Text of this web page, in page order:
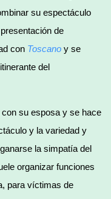
su espectáculo
de
con Toscano y se
del
su esposa y se hace
y la variedad y
la simpatía del
organizar funciones
para víctimas de